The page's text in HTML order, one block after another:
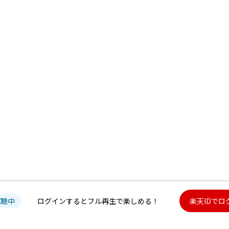
中 ログインするとフル再生で楽しめる！ 楽天IDでロ